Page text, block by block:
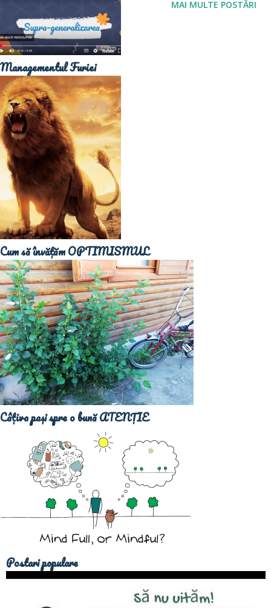
Semnele stresului cronic pot apărea la nivel fizic şi
psihologic: Fizic Tensiune şi înţepături musculare Dureri de
cap Schimbări în apetit Greaţă Aboseală neobişnuită
Insomnii Imunitate scăzută Psihologic Iritabilitate
persistentă Sentimente de îngrijorare şi suprasolicitare
Nervozitate Dificultăţi ale memoriei Amânarea treburilor
Probleme de concentrare Bucuria nu mai vine ca altădată
Cum scăpăm de stres? Dacă stresul este un răspuns natural
al corpului la situaţii provocatoare sau ameninţătoare, în
care ne ajută să ne adaptăm şi s...
MAI MULTE POSTĂRI
Managementul Furiei
Cum să învățăm OPTIMISMUL
Câțiva pași spre o bună ATENȚIE
Postari populare